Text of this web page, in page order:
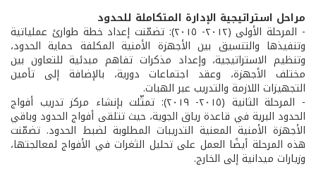
مراحل استراتيجية الإدارة المتكاملة للحدود
- المرحلة الأولى (٢٠١٢- ٢٠١٥): تضمّنت إعداد خطة طوارئ عملياتية
وتنفيذها والتنسيق بين الأجهزة الأمنية المكلفة حماية الحدود،
وتنظيم الاستراتيجية، وإعداد مذكرات تفاهم مبدئية للتعاون بين
مختلف الأجهزة، وعقد اجتماعات دورية، بالإضافة إلى تأمين
التجهيزات اللازمة والتدريب عبر الهبات.
- المرحلة الثانية (٢٠١٥- ٢٠١٩): تمثّلت بإنشاء مركز تدريب أفواج
الحدود البرية في قاعدة رياق الجوية، حيث تتلقى أفواج الحدود وباقي
الأجهزة الأمنية المعنية التدريبات المطلوبة لضبط الحدود. تضمّنت
هذه المرحلة أيضًا العمل على تحليل الثغرات في الأفواج لمعالجتها،
وزيارات ميدانية إلى الخارج.